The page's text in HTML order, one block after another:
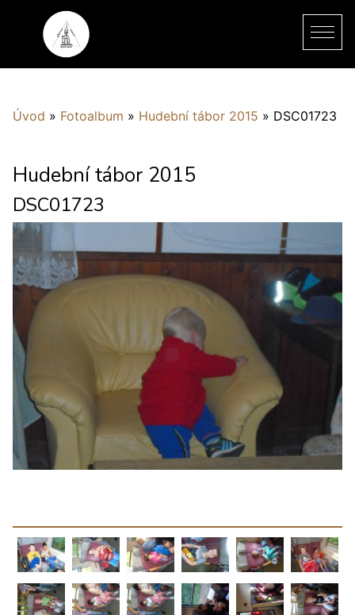
Úvod » Fotoalbum » Hudební tábor 2015 » DSC01723
Hudební tábor 2015
DSC01723